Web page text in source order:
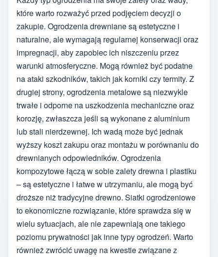
które warto rozważyć przed podjęciem decyzji o
zakupie. Ogrodzenia drewniane są estetyczne i
naturalne, ale wymagają regularnej konserwacji oraz
impregnacji, aby zapobiec ich niszczeniu przez
warunki atmosferyczne. Mogą również być podatne
na ataki szkodników, takich jak korniki czy termity. Z
drugiej strony, ogrodzenia metalowe są niezwykle
trwałe i odporne na uszkodzenia mechaniczne oraz
korozję, zwłaszcza jeśli są wykonane z aluminium
lub stali nierdzewnej. Ich wadą może być jednak
wyższy koszt zakupu oraz montażu w porównaniu do
drewnianych odpowiedników. Ogrodzenia
kompozytowe łączą w sobie zalety drewna i plastiku
– są estetyczne i łatwe w utrzymaniu, ale mogą być
droższe niż tradycyjne drewno. Siatki ogrodzeniowe
to ekonomiczne rozwiązanie, które sprawdza się w
wielu sytuacjach, ale nie zapewniają one takiego
poziomu prywatności jak inne typy ogrodzeń. Warto
również zwrócić uwagę na kwestie związane z